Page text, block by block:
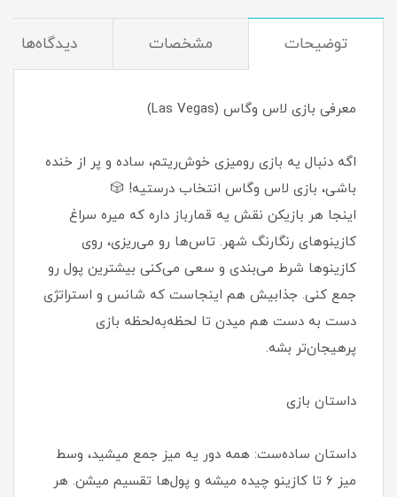
توضیحات مشخصات دیدگاه‌ها
معرفی بازی لاس وگاس (Las Vegas)
اگه دنبال یه بازی رومیزی خوش‌ریتم، ساده و پر از خنده
باشی، بازی لاس وگاس انتخاب درستیه! 🎲
اینجا هر بازیکن نقش یه قمارباز داره که میره سراغ
کازینوهای رنگارنگ شهر. تاس‌ها رو می‌ریزی، روی
کازینوها شرط می‌بندی و سعی می‌کنی بیشترین پول رو
جمع کنی. جذابیش هم اینجاست که شانس و استراتژی
دست به دست هم میدن تا لحظه‌به‌لحظه بازی
پرهیجان‌تر بشه.
داستان بازی
داستان ساده‌ست: همه دور یه میز جمع میشید، وسط
میز ۶ تا کازینو چیده میشه و پول‌ها تقسیم میشن. هر